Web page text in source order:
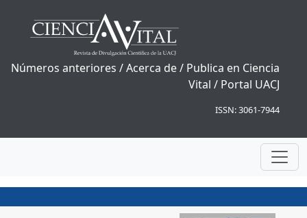
Números anteriores /Acerca de/ Publica en Ciencia
Vital / Portal UACJ
ISSN: 3061-7944